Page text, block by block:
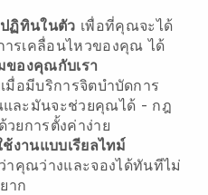
ฏิทินในตัว เพื่อที่คุณจะได้
ารเคลื่อนไหวของคุณ ได้
องคุณกับเรา
มื่อมีบริการจิตบำบัดการ
และมันจะช่วยคุณได้ - กฎ
วยการตั้งค่าง่าย
งานแบบเรียลไทม์
คุณว่างและจองได้ทันทีไม่
าก